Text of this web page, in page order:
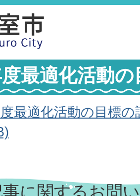
最適化活動の
最適化活動の目標
に関するお問